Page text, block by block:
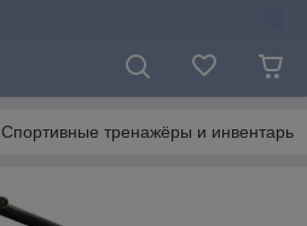
Спортивные тренажёры и инвентарь